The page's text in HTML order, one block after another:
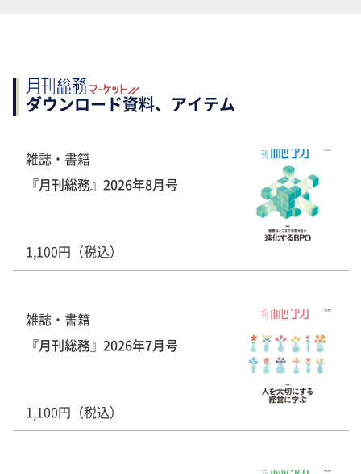
ダウンロード資料、アイテム
雑誌・書籍
『月刊総務』2026年8月号
1,100円（税込）
雑誌・書籍
『月刊総務』2026年7月号
1,100円（税込）